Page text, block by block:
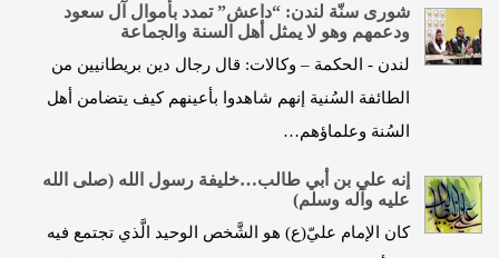
شورى سنّة لندن: “داعش” تمدد بأموال آل سعود
ودعمهم وهو لا يمثل أهل السنة والجماعة
لندن - الحكمة – وكالات: قال رجال دين بريطانيين من
الطائفة السُنية إنهم شاهدوا بأعينهم كيف يتضامن أهل
السُنة وعلماؤهم…
إنه علي بن أبي طالب…خليفة رسول الله (صلى الله
عليه وآله وسلم)
كان الإمام عليّ(ع) هو الشَّخص الوحيد الَّذي تجتمع فيه